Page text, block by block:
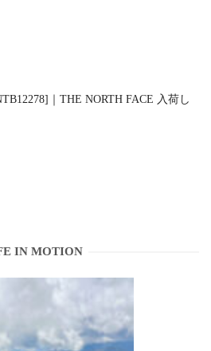
｜THE NORTH FACE 入荷し
IN MOTION